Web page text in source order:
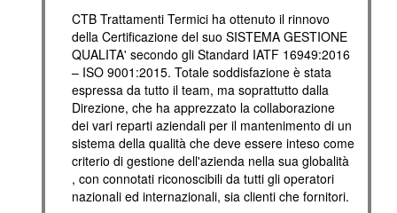
CTB Trattamenti Termici ha ottenuto il rinnovo
della Certificazione del suo SISTEMA GESTIONE
QUALITA' secondo gli Standard IATF 16949:2016
– ISO 9001:2015. Totale soddisfazione è stata
espressa da tutto il team, ma soprattutto dalla
Direzione, che ha apprezzato la collaborazione
dei vari reparti aziendali per il mantenimento di un
sistema della qualità che deve essere inteso come
criterio di gestione dell'azienda nella sua globalità
, con connotati riconoscibili da tutti gli operatori
nazionali ed internazionali, sia clienti che fornitori.